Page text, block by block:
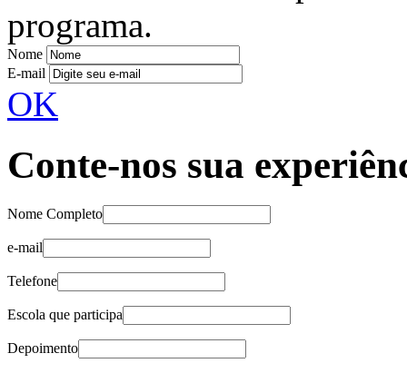
programa.
Nome
E-mail
OK
Conte-nos sua
Nome Completo
e-mail
Telefone
Escola que participa
Depoimento